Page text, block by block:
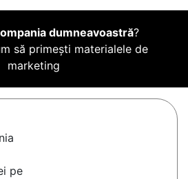
dumneavoastră?
să primești materialele de
marketing
pe